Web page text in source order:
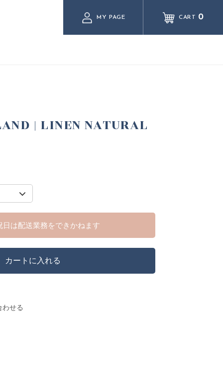
CART 0
MY PAGE
| LINEN NATURAL
日は配送業務をできかねます
カートに入れる
せる